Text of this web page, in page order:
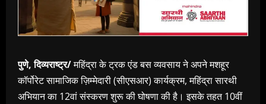
पुणे, दिव्यराष्ट्र/महिंद्रा के ट्रक एंड बस व्यवसाय ने अपने मशहूर
कॉर्पोरेट सामाजिक ज़िम्मेदारी (सीएसआर) कार्यक्रम, महिंद्रा सारथी
अभियान का 12वां संस्करण शुरू की घोषणा की है। इसके तहत 10वीं